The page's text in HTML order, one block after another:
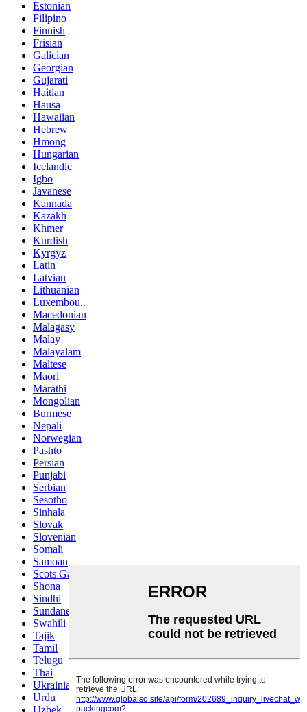
Estonian
Filipino
Finnish
Frisian
Galician
Georgian
Gujarati
Haitian
Hausa
Hawaiian
Hebrew
Hmong
Hungarian
Icelandic
Igbo
Javanese
Kannada
Kazakh
Khmer
Kurdish
Kyrgyz
Latin
Latvian
Lithuanian
Luxembou..
Macedonian
Malagasy
Malay
Malayalam
Maltese
Maori
Marathi
Mongolian
Burmese
Nepali
Norwegian
Pashto
Persian
Punjabi
Serbian
Sesotho
Sinhala
Slovak
Slovenian
Somali
Samoan
Scots Gaelic
Shona
Sindhi
Sundanese
Swahili
Tajik
Tamil
Telugu
Thai
Ukrainian
Urdu
Uzbek